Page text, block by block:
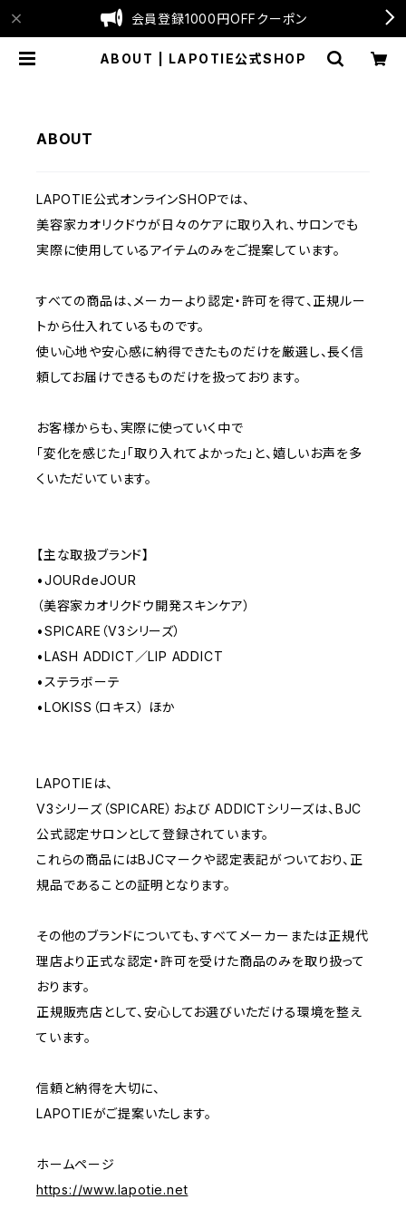
会員登録1000円OFFクーポン
ABOUT | LAPOTIE公式SHOP
ABOUT
LAPOTIE公式オンラインSHOPでは、
美容家カオリクドウが日々のケアに取り入れ、サロンでも
実際に使用しているアイテムのみをご提案しています。
すべての商品は、メーカーより認定・許可を得て、正規ルー
トから仕入れているものです。
使い心地や安心感に納得できたものだけを厳選し、長く信
頼してお届けできるものだけを扱っております。
お客様からも、実際に使っていく中で
「変化を感じた」「取り入れてよかった」と、嬉しいお声を多
くいただいています。
【主な取扱ブランド】
•JOURdeJOUR
（美容家カオリクドウ開発スキンケア）
•SPICARE（V3シリーズ）
•LASH ADDICT／LIP ADDICT
•ステラボーテ
•LOKISS（ロキス） ほか
LAPOTIEは、
V3シリーズ（SPICARE）および ADDICTシリーズは、BJC
公式認定サロンとして登録されています。
これらの商品にはBJCマークや認定表記がついており、正
規品であることの証明となります。
その他のブランドについても、すべてメーカーまたは正規代
理店より正式な認定・許可を受けた商品のみを取り扱って
おります。
正規販売店として、安心してお選びいただける環境を整え
ています。
信頼と納得を大切に、
LAPOTIEがご提案いたします。
ホームページ
https://www.lapotie.net